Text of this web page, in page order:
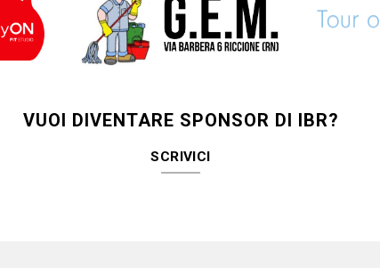
VUOI DIVENTARE SPONSOR DI IBR?
SCRIVICI